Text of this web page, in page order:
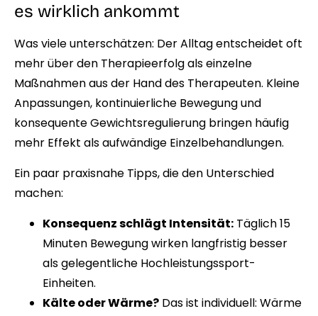
es wirklich ankommt
Was viele unterschätzen: Der Alltag entscheidet oft
mehr über den Therapieerfolg als einzelne
Maßnahmen aus der Hand des Therapeuten. Kleine
Anpassungen, kontinuierliche Bewegung und
konsequente Gewichtsregulierung bringen häufig
mehr Effekt als aufwändige Einzelbehandlungen.
Ein paar praxisnahe Tipps, die den Unterschied
machen:
Konsequenz schlägt Intensität: Täglich 15
Minuten Bewegung wirken langfristig besser
als gelegentliche Hochleistungssport-
Einheiten.
Kälte oder Wärme? Das ist individuell: Wärme